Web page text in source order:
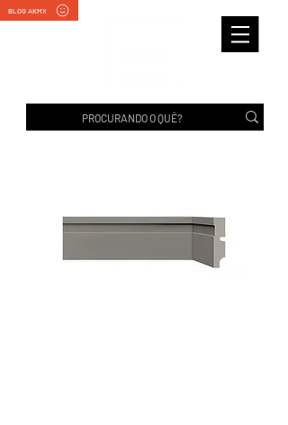
BLOG AKMX